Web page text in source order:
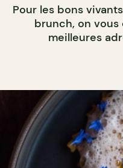
Pour les bons
brunch, on vous
meilleures